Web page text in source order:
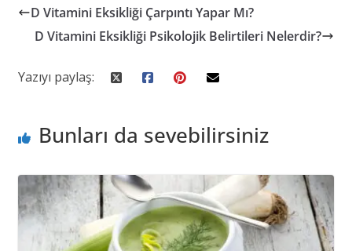
D Vitamini Eksikliği Çarpıntı Yapar Mı?
D Vitamini Eksikliği Psikolojik Belirtileri Nelerdir?
Yazıyı paylaş:
Bunları da sevebilirsiniz